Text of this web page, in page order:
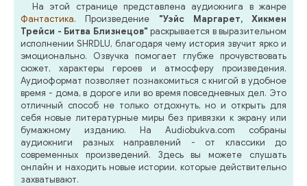
На этой странице представлена аудиокнига в жанре
Фантастика. Произведение "Уэйс Маргарет, Хикмен
Трейси - Битва Близнецов" раскрывается в выразительном
исполнении SHRDLU, благодаря чему история звучит ярко и
эмоционально. Озвучка помогает глубже прочувствовать
сюжет, характеры героев и атмосферу произведения.
Аудиоформат позволяет познакомиться с книгой в удобное
время - дома, в дороге или во время повседневных дел. Это
отличный способ не только отдохнуть, но и открыть для
себя новые литературные миры без привязки к экрану или
бумажному изданию. На Audiobukva.com собраны
аудиокниги разных направлений - от классики до
современных произведений. Здесь вы можете слушать
онлайн и находить новые истории, которые действительно
захватывают.